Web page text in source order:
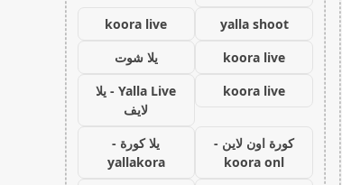
yalla shoot
koora live
koora live
يلا شوت
koora live
Yalla Live - يلا
لايف
كورة اون لاين -
koora onl
يلا كورة -
yallakora